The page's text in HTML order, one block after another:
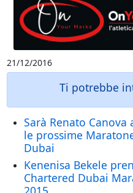
21/12/2016
Ti potrebbe
Sarà Renato
le prossime
Dubai
Kenenisa Bekele
Chartered Dubai